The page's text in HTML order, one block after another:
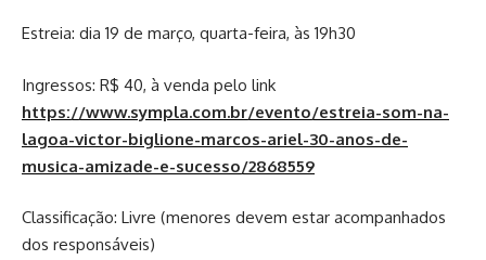
Estreia: dia 19 de março, quarta-feira, às 19h30
Ingressos: R$ 40, à venda pelo link
https://www.sympla.com.br/evento/estreia-som-na-
lagoa-victor-biglione-marcos-ariel-30-anos-de-
musica-amizade-e-sucesso/2868559
Classificação: Livre (menores devem estar acompanhados
dos responsáveis)